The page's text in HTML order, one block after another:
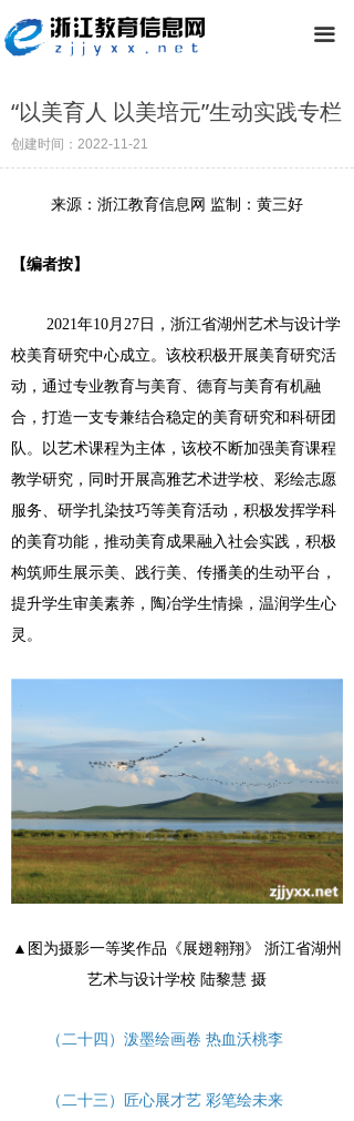
끀
“以美育人 以美培元”生动实践专栏
来源：浙江教育信息网 监制：黄三好
【编者按】
2021年10月27日，浙江省湖州艺术与设计学
校美育研究中心成立。该校积极开展美育研究活
动，通过专业教育与美育、德育与美育有机融
合，打造一支专兼结合稳定的美育研究和科研团
队。以艺术课程为主体，该校不断加强美育课程
教学研究，同时开展高雅艺术进学校、彩绘志愿
服务、研学扎染技巧等美育活动，积极发挥学科
的美育功能，推动美育成果融入社会实践，积极
构筑师生展示美、践行美、传播美的生动平台，
提升学生审美素养，陶冶学生情操，温润学生心
灵。
▲图为摄影一等奖作品《展翅翱翔》 浙江省湖州
艺术与设计学校 陆黎慧 摄
（二十四 ） 泼墨绘画卷 热血沃桃李
（二十三） 匠心展才艺 彩笔绘未来
创建时间： 2022-11-21